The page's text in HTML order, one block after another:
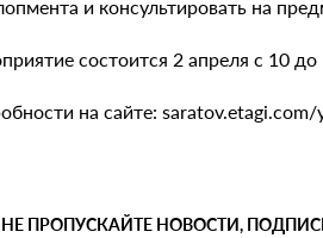
и консультировать на
состоится 2 апреля с 10
на сайте:
НЕ ПРОПУСКАЙТЕ НОВОСТИ,